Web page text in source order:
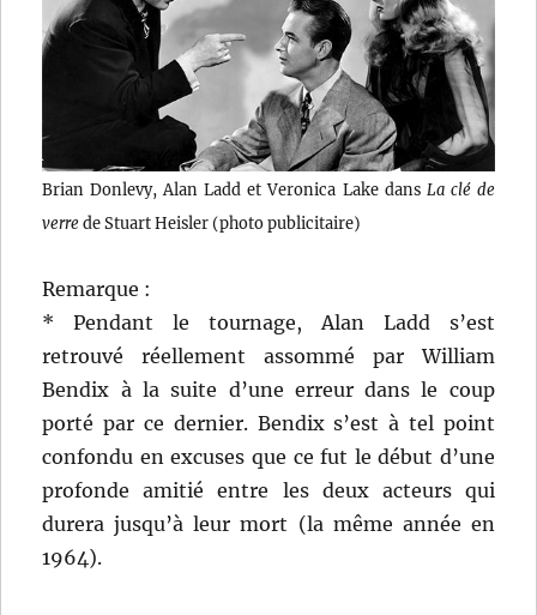
Brian Donlevy, Alan Ladd et Veronica Lake dans La clé de
verrede Stuart Heisler (photo publicitaire)
Remarque :
* Pendant le tournage, Alan Ladd s’est
retrouvé réellement assommé par William
Bendix à la suite d’une erreur dans le coup
porté par ce dernier. Bendix s’est à tel point
confondu en excuses que ce fut le début d’une
profonde amitié entre les deux acteurs qui
durera jusqu’à leur mort (la même année en
1964).